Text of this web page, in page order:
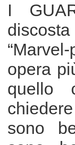
I
opera
quello
sono